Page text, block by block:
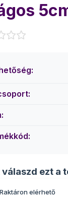
ezt a
Raktáron elérhető